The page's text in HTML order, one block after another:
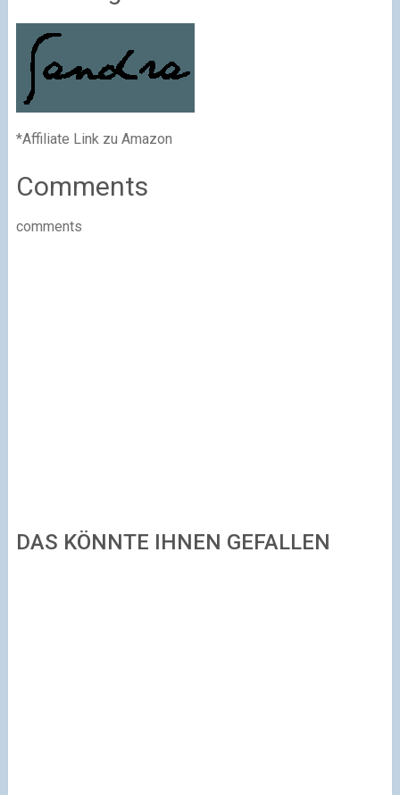
*Affiliate Link zu Amazon
Comments
comments
DAS KÖNNTE IHNEN GEFALLEN